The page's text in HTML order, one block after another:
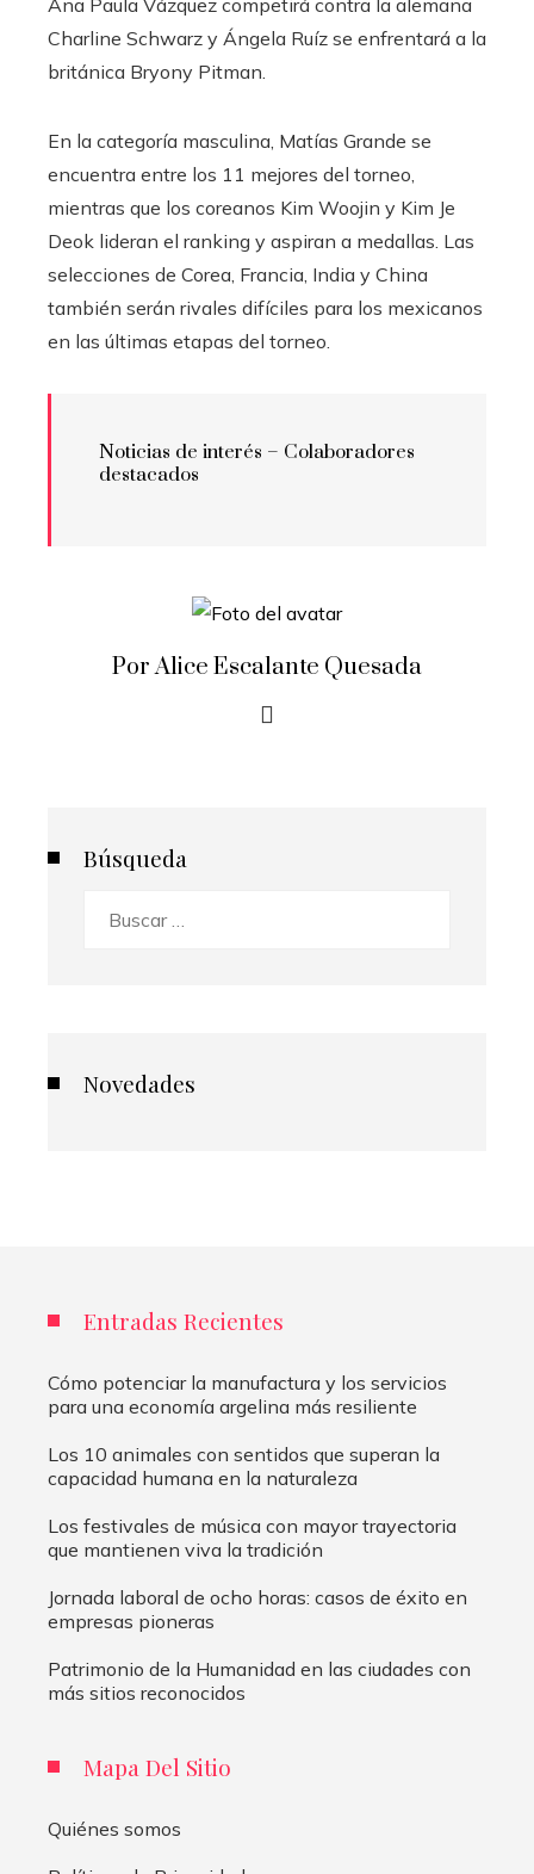
Ana Paula Vázquez competirá contra la alemana
Charline Schwarz y Ángela Ruíz se enfrentará a la
británica Bryony Pitman.
En la categoría masculina, Matías Grande se
encuentra entre los 11 mejores del torneo,
mientras que los coreanos Kim Woojin y Kim Je
Deok lideran el ranking y aspiran a medallas. Las
selecciones de Corea, Francia, India y China
también serán rivales difíciles para los mexicanos
en las últimas etapas del torneo.
Noticias de interés – Colaboradores
destacados
Por Alice Escalante Quesada
Búsqueda
Novedades
Entradas Recientes
Cómo potenciar la manufactura y los servicios
para una economía argelina más resiliente
Los 10 animales con sentidos que superan la
capacidad humana en la naturaleza
Los festivales de música con mayor trayectoria
que mantienen viva la tradición
Jornada laboral de ocho horas: casos de éxito en
empresas pioneras
Patrimonio de la Humanidad en las ciudades con
más sitios reconocidos
Mapa Del Sitio
Quiénes somos